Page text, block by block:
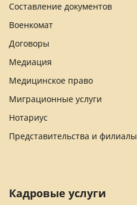
Составление документов
Военкомат
Договоры
Медиация
Медицинское право
Миграционные услуги
Нотариус
Представительства и филиалы
Кадровые услуги